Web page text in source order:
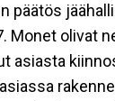
päätös
Monet olivat
asiasta